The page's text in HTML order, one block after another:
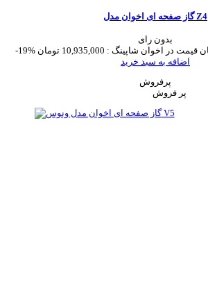
گاز صفحه ای اخوان مدل Z4
بدون رای
-19%
قیمت در اخوان شاپینگ : 10,935,000 تومان
اضافه به سبد خرید
پرفروش